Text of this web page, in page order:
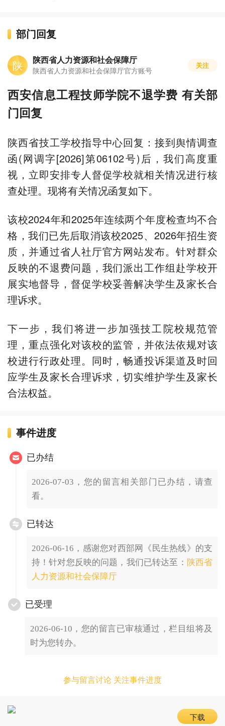
部门回复
陕 陕西省人力资源和社会保障厅
陕西省人力资源和社会保障厅官方账号
关注
西安信息工程技师学院不退学费 有关部
门回复
陕西省技工学校指导中心回复：接到舆情调查
函(网调字[2026]第06102号)后，我们高度重
视，立即安排专人督促学校就相关情况进行核
查处理。现将有关情况函复如下。
该校2024年和2025年连续两个年度检查均不合
格，我们已先后取消该校2025、2026年招生资
质，并通过省人社厅官方网站发布。针对群众
反映的不退费问题，我们派出工作组赴学校开
展实地督导，督促学校妥善解决学生及家长合
理诉求。
下一步，我们将进一步加强技工院校规范管
理，重点强化对该校的监管，并依法依规对该
校进行行政处理。同时，畅通投诉渠道及时回
应学生及家长合理诉求，切实维护学生及家长
合法权益。
事件进度
已办结
2026-07-03，您的留言相关部门已办结，请查
看。
已转达
2026-06-16，感谢您对西部网《民生热线》的支
持！针对您反映的问题，我们已转达至： 陕西省
人力资源和社会保障厅
已受理
2026-06-10，您的留言已审核通过，栏目组将及
时为您转办。
参与留言讨论 关注事件进度
下载